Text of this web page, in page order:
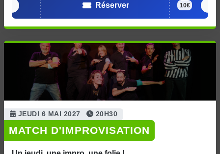
Réserver 10€
JEUDI 6 MAI 2027 20H30
MATCH D'IMPROVISATION